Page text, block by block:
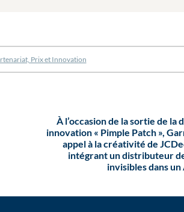
Prix et Innovation
À l’occasion de la sortie de la
innovation « Pimple Patch »,
appel à la créativité de
intégrant un distributeur
invisibles dans